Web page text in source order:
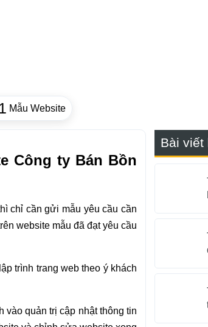
Mẫu Website
Công ty Bán Bồn
chỉ cần gửi mẫu yêu cầu cần
website mẫu đã đạt yêu cầu
trình trang web theo ý khách
vào quản trị cập nhật thông tin
Bài viết